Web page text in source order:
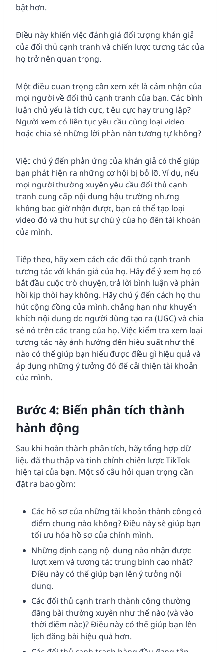
bật hơn.
Điều này khiến việc đánh giá đối tượng khán giả
của đối thủ cạnh tranh và chiến lược tương tác của
họ trở nên quan trọng.
Một điều quan trọng cần xem xét là cảm nhận của
mọi người về đối thủ cạnh tranh của bạn. Các bình
luận chủ yếu là tích cực, tiêu cực hay trung lập?
Người xem có liên tục yêu cầu cùng loại video
hoặc chia sẻ những lời phàn nàn tương tự không?
Việc chú ý đến phản ứng của khán giả có thể giúp
bạn phát hiện ra những cơ hội bị bỏ lỡ. Ví dụ, nếu
mọi người thường xuyên yêu cầu đối thủ cạnh
tranh cung cấp nội dung hậu trường nhưng
không bao giờ nhận được, bạn có thể tạo loại
video đó và thu hút sự chú ý của họ đến tài khoản
của mình.
Tiếp theo, hãy xem cách các đối thủ cạnh tranh
tương tác với khán giả của họ. Hãy để ý xem họ có
bắt đầu cuộc trò chuyện, trả lời bình luận và phản
hồi kịp thời hay không. Hãy chú ý đến cách họ thu
hút cộng đồng của mình, chẳng hạn như khuyến
khích nội dung do người dùng tạo ra (UGC) và chia
sẻ nó trên các trang của họ. Việc kiểm tra xem loại
tương tác này ảnh hưởng đến hiệu suất như thế
nào có thể giúp bạn hiểu được điều gì hiệu quả và
áp dụng những ý tưởng đó để cải thiện tài khoản
của mình.
Bước 4: Biến phân tích thành
hành động
Sau khi hoàn thành phân tích, hãy tổng hợp dữ
liệu đã thu thập và tinh chỉnh chiến lược TikTok
hiện tại của bạn. Một số câu hỏi quan trọng cần
đặt ra bao gồm:
Các hồ sơ của những tài khoản thành công có
điểm chung nào không? Điều này sẽ giúp bạn
tối ưu hóa hồ sơ của chính mình.
Những định dạng nội dung nào nhận được
lượt xem và tương tác trung bình cao nhất?
Điều này có thể giúp bạn lên ý tưởng nội
dung.
Các đối thủ cạnh tranh thành công thường
đăng bài thường xuyên như thế nào (và vào
thời điểm nào)? Điều này có thể giúp bạn lên
lịch đăng bài hiệu quả hơn.